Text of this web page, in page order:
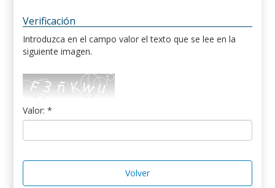
Verificación
Introduzca en el campo valor el texto que se lee en la
siguiente imagen.
Valor: *
Volver